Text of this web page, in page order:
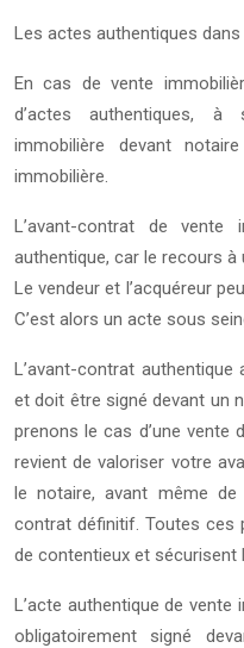
Les actes authentiques dans
En cas de vente
d’actes authentiques, à
immobilière devant
immobilière.
L’avant-contrat de vente
authentique, car le recours à
Le vendeur et l’acquéreur
C’est alors un acte sous
L’avant-contrat
et doit être signé devant un
prenons le cas d’une vente
revient de valoriser votre
le notaire, avant même
contrat définitif. Toutes ces
de contentieux et sécurisent
L’acte authentique de
obligatoirement signé